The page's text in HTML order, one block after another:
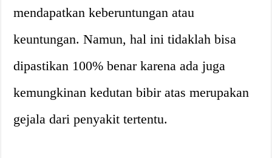
mendapatkan keberuntungan atau
keuntungan. Namun, hal ini tidaklah bisa
dipastikan 100% benar karena ada juga
kemungkinan kedutan bibir atas merupakan
gejala dari penyakit tertentu.